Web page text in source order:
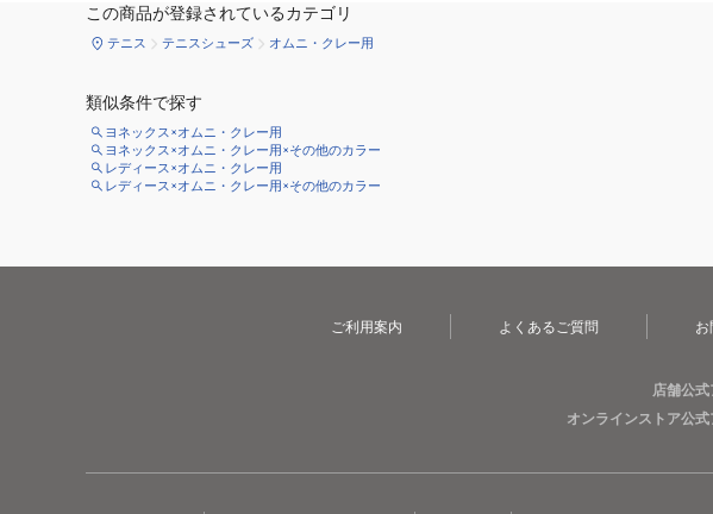
この商品が登録されているカテゴリ
テニス テニスシューズ オムニ・クレー用
類似条件で探す
ヨネックス×オムニ・クレー用
ヨネックス×オムニ・クレー用×その他のカラー
レディース×オムニ・クレー用
レディース×オムニ・クレー用×その他のカラー
ご利用案内 よくあるご質問
店舗公
オンラインストア公式